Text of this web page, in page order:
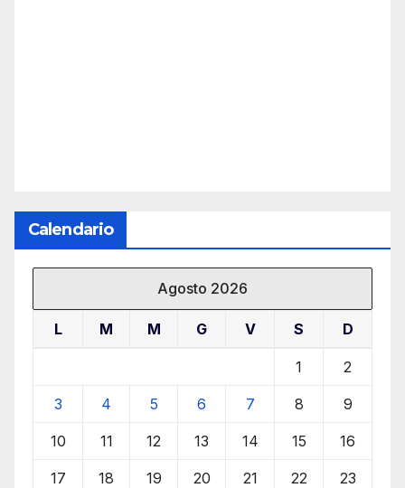
Calendario
Agosto 2026
L M M G V S D
1 2
3 4 5 6 7 8 9
10 11 12 13 14 15 16
17 18 19 20 21 22 23